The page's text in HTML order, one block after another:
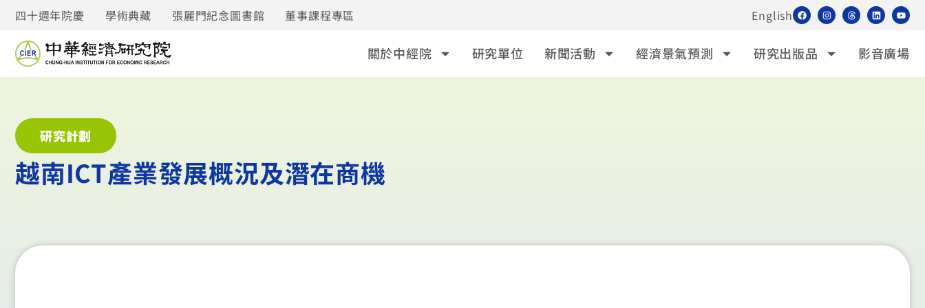
四十週年院慶 學術典藏 張麗門紀念圖書館 董事課程專區 English
關於中經院 研究單位 新聞活動 經濟景氣預測 研究出版品 影音廣場
研究計劃
越南ICT產業發展概況及潛在商機